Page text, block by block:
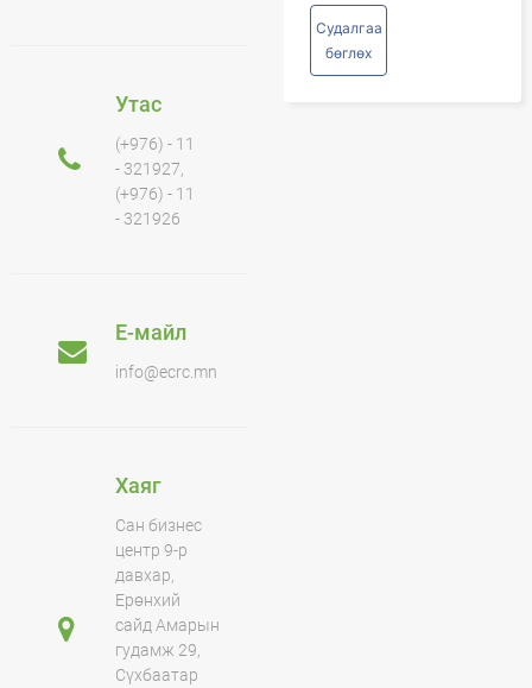
Утас
(+976) - 11
- 321927,
(+976) - 11
- 321926
Е-майл
info@ecrc.mn
Хаяг
Сан бизнес
центр 9-р
давхар,
Ерөнхий
сайд Амарын
гудамж 29,
Сүхбаатар
Судалгаа
бөглөх